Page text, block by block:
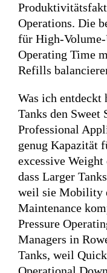
Operations. Die
für High-Volume-
Operating Time
Refills
Was ich entdeckt
Tanks den Sweet
Professional
genug Kapazität
excessive
dass Larger
weil sie Mobility
Maintenance
Pressure
Managers in
Tanks, weil